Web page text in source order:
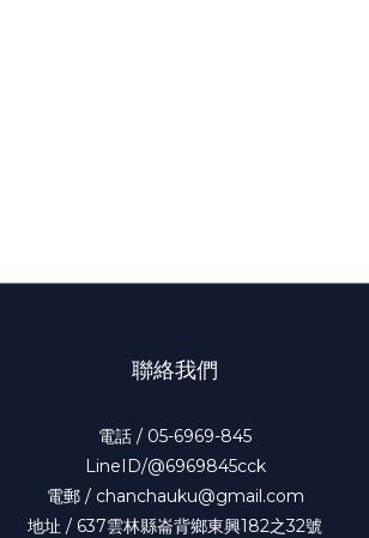
聯絡我們
電話 / 05-6969-845
LineID/@6969845cck
電郵 / chanchauku@gmail.com
地址 / 637雲林縣崙背鄉東興182之32號